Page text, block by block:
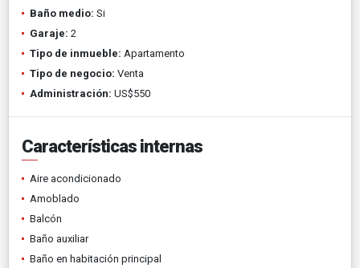
Baño medio: Si
Garaje: 2
Tipo de inmueble: Apartamento
Tipo de negocio: Venta
Administración: US$550
Características internas
Aire acondicionado
Amoblado
Balcón
Baño auxiliar
Baño en habitación principal